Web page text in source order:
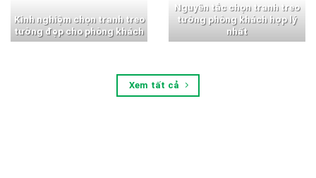
Kinh nghiệm chọn tranh treo
tường đẹp cho phòng khách
Nguyên tắc chọn tranh treo
tường phòng khách hợp lý
nhất
Xem tất cả